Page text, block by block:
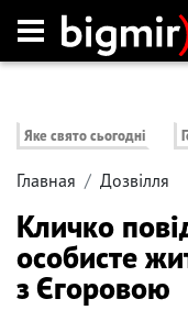
Яке свято сьогодні
Главная Дозвілля
Кличко
особисте
з Єгоровою